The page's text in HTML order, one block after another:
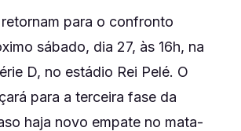
para o confronto
sábado, dia 27, às 16h, na
D, no estádio Rei Pelé. O
para a terceira fase da
haja novo empate no mata-